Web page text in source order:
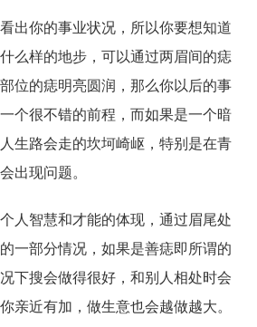
你的事业状况，所以你要想知道
么样的地步，可以通过两眉间的痣
位的痣明亮圆润，那么你以后的事
个很不错的前程，而如果是一个暗
生路会走的坎坷崎岖，特别是在青
出现问题。
智慧和才能的体现，通过眉尾处
一部分情况，如果是善痣即所谓的
下搜会做得很好，和别人相处时会
亲近有加，做生意也会越做越大。